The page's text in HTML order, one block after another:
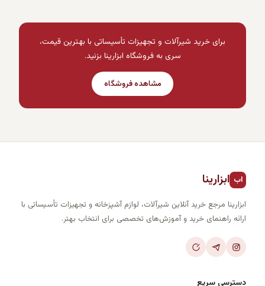
برای خرید شیرآلات و تجهیزات تأسیساتی با بهترین قیمت،
سری به فروشگاه ابزارینا بزنید.
مشاهده فروشگاه
اب ابزارینا
ابزارینا مرجع خرید آنلاین شیرآلات، لوازم آشپزخانه و تجهیزات تأسیساتی با
ارائه راهنمای خرید و آموزش‌های تخصصی برای انتخاب بهتر.
دسترسی سریع